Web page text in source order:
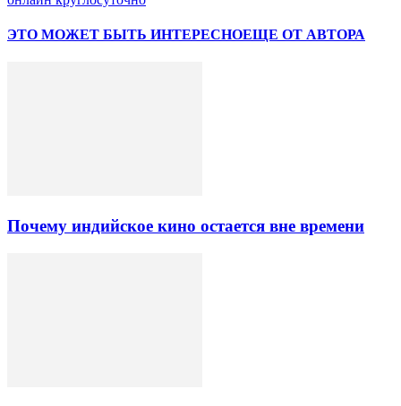
ЭТО МОЖЕТ БЫТЬ ИНТЕРЕСНОЕЩЕ ОТ АВТОРА
Почему индийское кино остается вне времени